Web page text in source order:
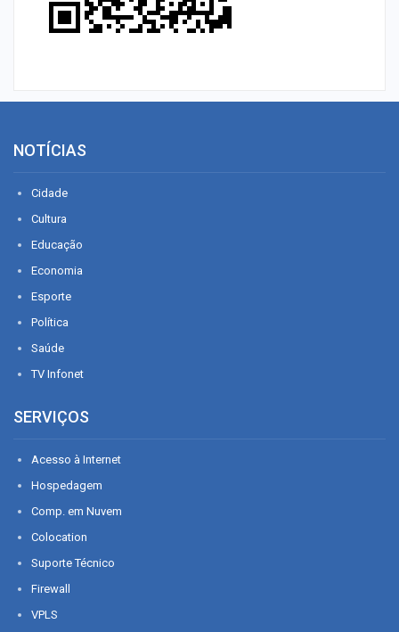
NOTÍCIAS
Cidade
Cultura
Educação
Economia
Esporte
Política
Saúde
TV Infonet
SERVIÇOS
Acesso à Internet
Hospedagem
Comp. em Nuvem
Colocation
Suporte Técnico
Firewall
VPLS